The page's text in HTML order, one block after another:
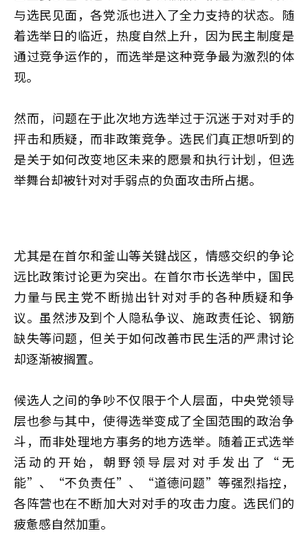
与选民见面，各党派也进入了全力支持的状态。随
着选举日的临近，热度自然上升，因为民主制度是
通过竞争运作的，而选举是这种竞争最为激烈的体
现。
然而，问题在于此次地方选举过于沉迷于对对手的
抨击和质疑，而非政策竞争。选民们真正想听到的
是关于如何改变地区未来的愿景和执行计划，但选
举舞台却被针对对手弱点的负面攻击所占据。
尤其是在首尔和釜山等关键战区，情感交织的争论
远比政策讨论更为突出。在首尔市长选举中，国民
力量与民主党不断抛出针对对手的各种质疑和争
议。虽然涉及到个人隐私争议、施政责任论、钢筋
缺失等问题，但关于如何改善市民生活的严肃讨论
却逐渐被搁置。
候选人之间的争吵不仅限于个人层面，中央党领导
层也参与其中，使得选举变成了全国范围的政治争
斗，而非处理地方事务的地方选举。随着正式选举
活动的开始，朝野领导层对对手发出了“无
能”、“不负责任”、“道德问题”等强烈指控，
各阵营也在不断加大对对手的攻击力度。选民们的
疲惫感自然加重。